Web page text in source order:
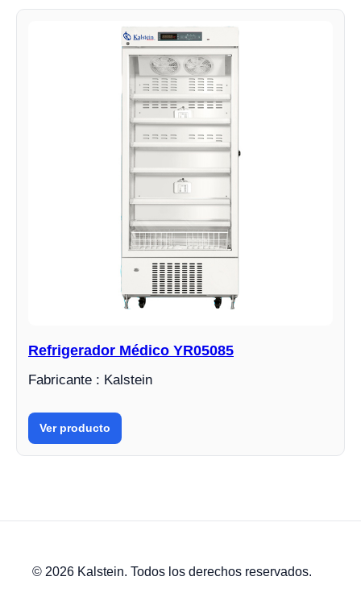
Refrigerador Médico YR05085
Fabricante : Kalstein
Ver producto
© 2026 Kalstein. Todos los derechos reservados.